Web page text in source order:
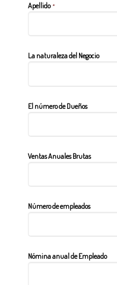
Apellido*
La naturaleza del Negocio
El número de Dueños
Ventas Anuales Brutas
Número de empleados
Nómina anual de Empleado